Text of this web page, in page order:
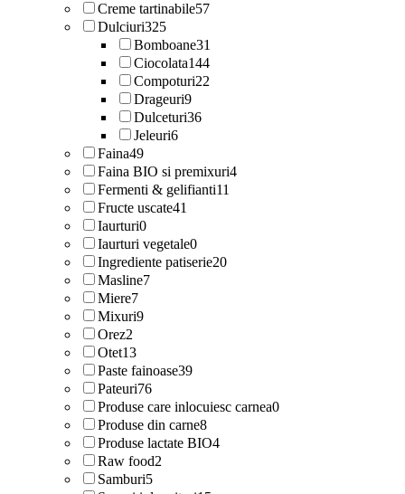
Creme tartinabile57
Dulciuri325
Bomboane31
Ciocolata144
Compoturi22
Drageuri9
Dulceturi36
Jeleuri6
Faina49
Faina BIO si premixuri4
Fermenti & gelifianti11
Fructe uscate41
Iaurturi0
Iaurturi vegetale0
Ingrediente patiserie20
Masline7
Miere7
Mixuri9
Orez2
Otet13
Paste fainoase39
Pateuri76
Produse care inlocuiesc carnea0
Produse din carne8
Produse lactate BIO4
Raw food2
Samburi5